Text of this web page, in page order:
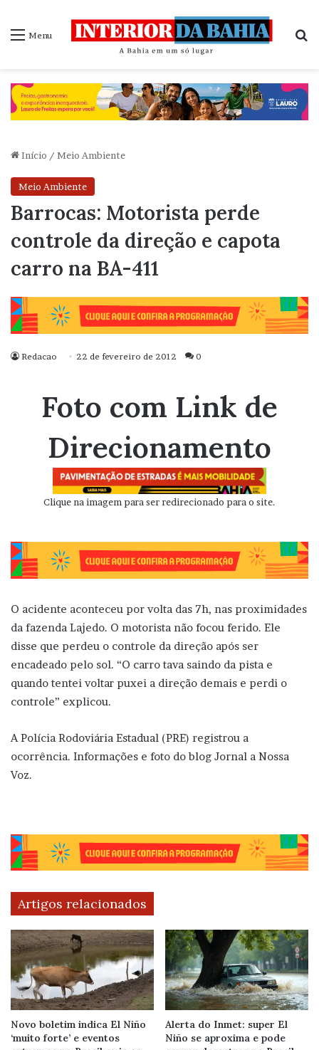
Menu
Início / Meio Ambiente
Meio Ambiente
Barrocas: Motorista perde
controle da direção e capota
carro na BA-411
Redacao 22 de fevereiro de 2012 0
Foto com Link de
Direcionamento
Clique na imagem para ser redirecionado para o site.
O acidente aconteceu por volta das 7h, nas proximidades
da fazenda Lajedo. O motorista não focou ferido. Ele
disse que perdeu o controle da direção após ser
encadeado pelo sol. “O carro tava saindo da pista e
quando tentei voltar puxei a direção demais e perdi o
controle” explicou.
A Polícia Rodoviária Estadual (PRE) registrou a
ocorrência. Informações e foto do blog Jornal a Nossa
Voz.
Artigos relacionados
Novo boletim indica El Niño
‘muito forte’ e eventos
Alerta do Inmet: super El
Niño se aproxima e pode